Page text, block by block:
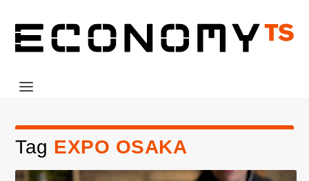
Tag EXPO OSAKA